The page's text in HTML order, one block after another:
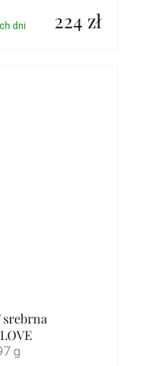
224 zł
srebrna
g